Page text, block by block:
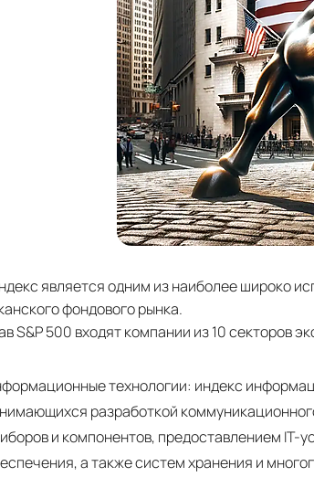
является одним из наиболее широко
фондового рынка.
S&P 500 входят компании из 10 секторов
технологии: индекс
разработкой
и компонентов, предоставлением IT-
а также систем хранения и